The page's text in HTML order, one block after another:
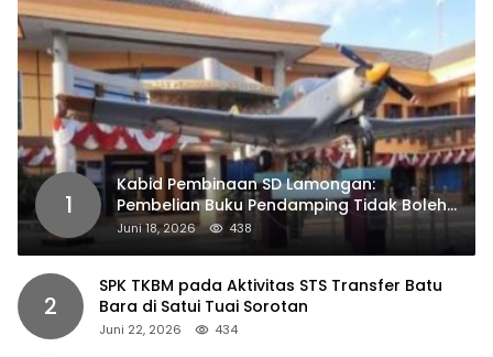
1
Kabid Pembinaan SD Lamongan:
Pembelian Buku Pendamping Tidak Boleh
Dipaksakan
Juni 18, 2026 438
2
SPK TKBM pada Aktivitas STS Transfer Batu
Bara di Satui Tuai Sorotan
Juni 22, 2026 434